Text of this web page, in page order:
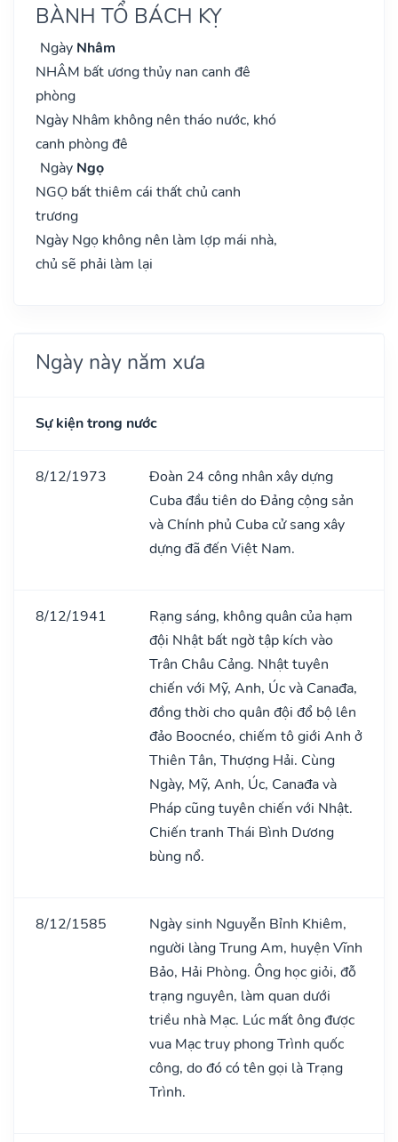
BÀNH TỔ BÁCH KỴ
Ngày Nhâm
NHÂM bất ương thủy nan canh đê
phòng
Ngày Nhâm không nên tháo nước, khó
canh phòng đê
Ngày Ngọ
NGỌ bất thiêm cái thất chủ canh
trương
Ngày Ngọ không nên làm lợp mái nhà,
chủ sẽ phải làm lại
Ngày này năm xưa
Sự kiện trong nước
8/12/1973
Đoàn 24 công nhân xây dựng
Cuba đầu tiên do Đảng cộng sản
và Chính phủ Cuba cử sang xây
dựng đã đến Việt Nam.
8/12/1941
Rạng sáng, không quân của hạm
đội Nhật bất ngờ tập kích vào
Trân Châu Cảng. Nhật tuyên
chiến với Mỹ, Anh, Úc và Canađa,
đồng thời cho quân đội đổ bộ lên
đảo Boocnéo, chiếm tô giới Anh ở
Thiên Tân, Thượng Hải. Cùng
Ngày, Mỹ, Anh, Úc, Canađa và
Pháp cũng tuyên chiến với Nhật.
Chiến tranh Thái Bình Dương
bùng nổ.
8/12/1585
Ngày sinh Nguyễn Bỉnh Khiêm,
người làng Trung Am, huyện Vĩnh
Bảo, Hải Phòng. Ông học giỏi, đỗ
trạng nguyên, làm quan dưới
triều nhà Mạc. Lúc mất ông được
vua Mạc truy phong Trình quốc
công, do đó có tên gọi là Trạng
Trình.